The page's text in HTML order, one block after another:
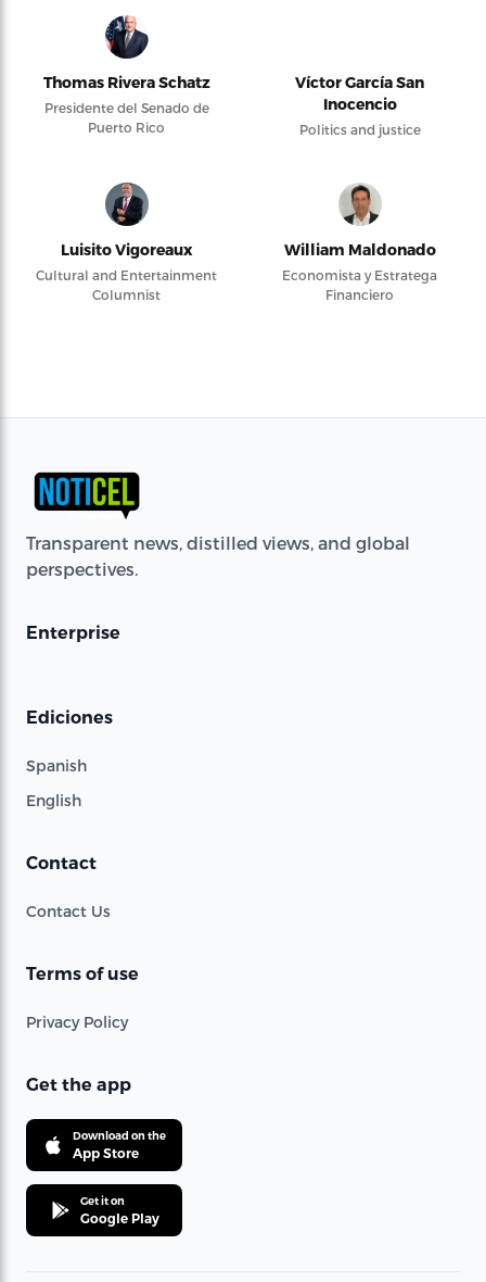
Thomas Rivera Schatz
Presidente del Senado de
Puerto Rico
Víctor García San
Inocencio
Politics and justice
Luisito Vigoreaux
Cultural and Entertainment
Columnist
William Maldonado
Economista y Estratega
Financiero
Transparent news, distilled views, and global
perspectives.
Enterprise
Ediciones
Spanish
English
Contact
Contact Us
Terms of use
Privacy Policy
Get the app
Download on the
App Store
Get it on
Google Play